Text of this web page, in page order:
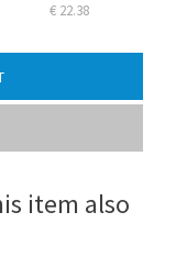
€ 22.38
item also